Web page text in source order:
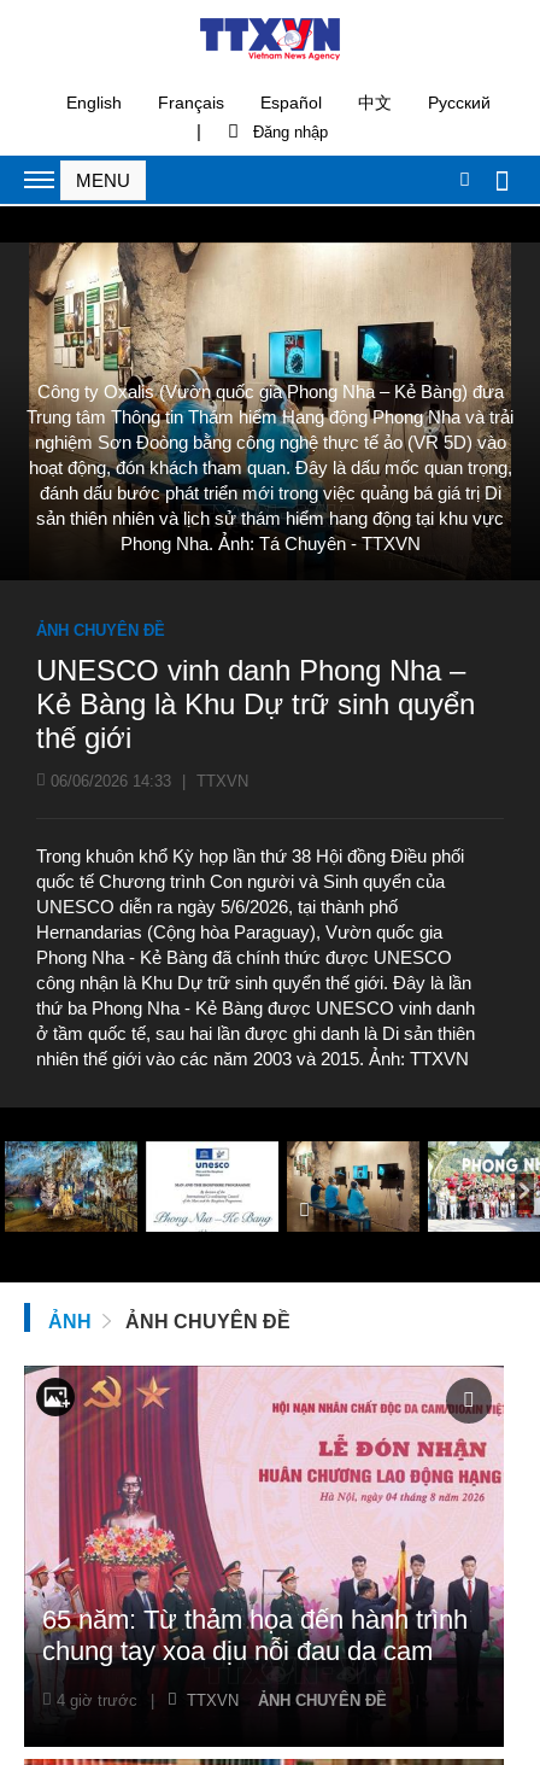
English Français Español 中文 Русский
|
Công ty Oxalis (Vườn quốc gia Phong Nha – Kẻ Bàng) đưa
Trung tâm Thông tin Thám hiểm Hang động Phong Nha và trải
nghiệm Sơn Đoòng bằng công nghệ thực tế ảo (VR 5D) vào
hoạt động, đón khách tham quan. Đây là dấu mốc quan trọng,
đánh dấu bước phát triển mới trong việc quảng bá giá trị Di
sản thiên nhiên và lịch sử thám hiểm hang động tại khu vực
Phong Nha. Ảnh: Tá Chuyên - TTXVN
ẢNH CHUYÊN ĐỀ
UNESCO vinh danh Phong Nha –
Kẻ Bàng là Khu Dự trữ sinh quyển
thế giới
06/06/2026 14:33 TTXVN
Trong khuôn khổ Kỳ họp lần thứ 38 Hội đồng Điều phối
quốc tế Chương trình Con người và Sinh quyển của
UNESCO diễn ra ngày 5/6/2026, tại thành phố
Hernandarias (Cộng hòa Paraguay), Vườn quốc gia
Phong Nha - Kẻ Bàng đã chính thức được UNESCO
công nhận là Khu Dự trữ sinh quyển thế giới. Đây là lần
thứ ba Phong Nha - Kẻ Bàng được UNESCO vinh danh
ở tầm quốc tế, sau hai lần được ghi danh là Di sản thiên
nhiên thế giới vào các năm 2003 và 2015. Ảnh: TTXVN
ẢNH ẢNH CHUYÊN ĐỀ
65 năm: Từ thảm họa đến hành trình
chung tay xoa dịu nỗi đau da cam
4 giờ trước TTXVN ẢNH CHUYÊN ĐỀ